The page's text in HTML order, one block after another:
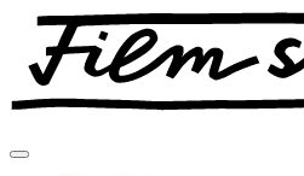
Preskoči
sadržaj